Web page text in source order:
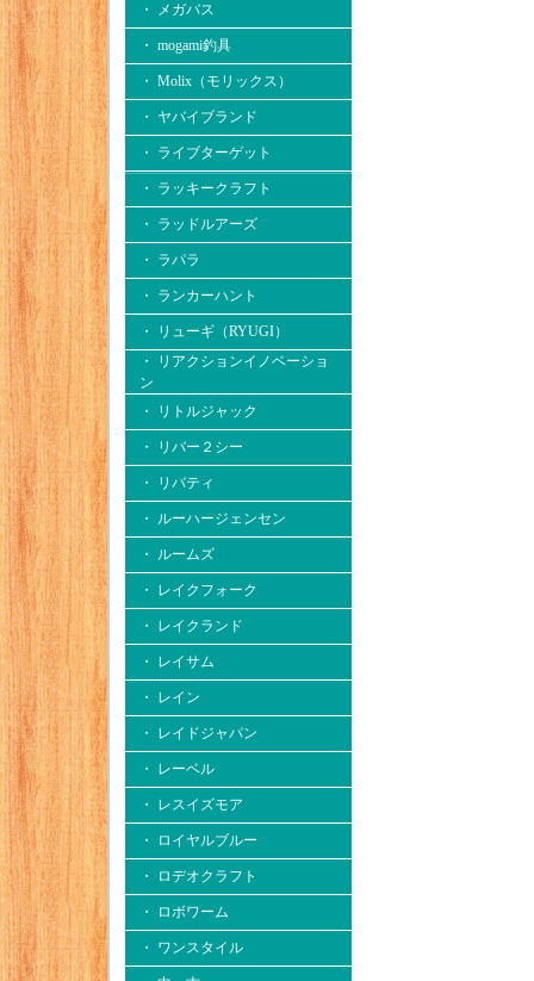
・ メガバス
・ mogami釣具
・ Molix（モリックス）
・ ヤバイブランド
・ ライブターゲット
・ ラッキークラフト
・ ラッドルアーズ
・ ラパラ
・ ランカーハント
・ リューギ（RYUGI）
・ リアクションイノベーショ
ン
・ リトルジャック
・ リバー２シー
・ リバティ
・ ルーハージェンセン
・ ルームズ
・ レイクフォーク
・ レイクランド
・ レイサム
・ レイン
・ レイドジャパン
・ レーベル
・ レスイズモア
・ ロイヤルブルー
・ ロデオクラフト
・ ロボワーム
・ ワンスタイル